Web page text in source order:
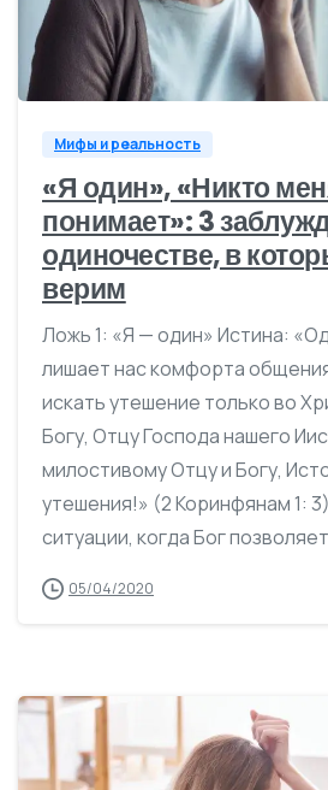
Мифы и реальность
«Я один», «Никто
понимает»: 3
одиночестве, в
верим
Ложь 1: «Я — один» Истина:
лишает нас комфорта
искать утешение только во
Богу, Отцу Господа нашего
милостивому Отцу и Богу,
утешения!» (2 Коринфянам 1:
ситуации, когда Бог
05/04/2020